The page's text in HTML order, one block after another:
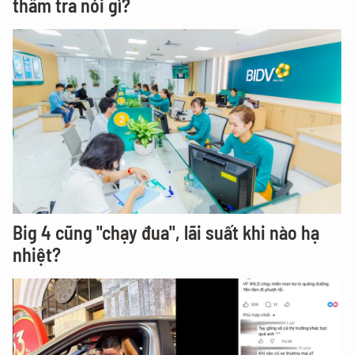
thẩm tra nói gì?
Big 4 cũng "chạy đua", lãi suất khi nào hạ
nhiệt?